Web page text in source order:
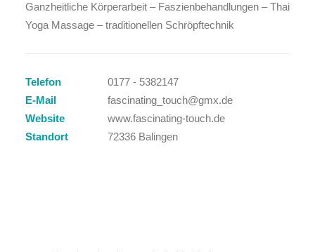
Ganzheitliche Körperarbeit – Faszienbehandlungen – Thai
Yoga Massage – traditionellen Schröpftechnik
Telefon
0177 - 5382147
E-Mail
fascinating_touch@gmx.de
Website
www.fascinating-touch.de
Standort
72336 Balingen